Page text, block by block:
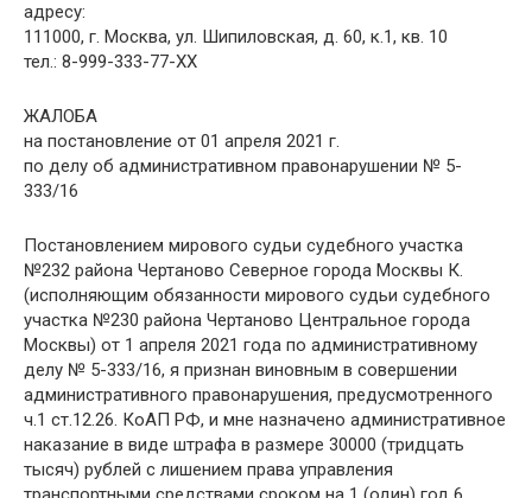
адресу:
111000, г. Москва, ул. Шипиловская, д. 60, к.1, кв. 10
тел.: 8-999-333-77-XX
ЖАЛОБА
на постановление от 01 апреля 2021 г.
по делу об административном правонарушении № 5-
333/16
Постановлением мирового судьи судебного участка
№232 района Чертаново Северное города Москвы К.
(исполняющим обязанности мирового судьи судебного
участка №230 района Чертаново Центральное города
Москвы) от 1 апреля 2021 года по административному
делу № 5-333/16, я признан виновным в совершении
административного правонарушения, предусмотренного
ч.1 ст.12.26. КоАП РФ, и мне назначено административное
наказание в виде штрафа в размере 30000 (тридцать
тысяч) рублей с лишением права управления